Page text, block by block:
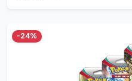
-24%